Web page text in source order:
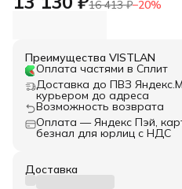
16 413 ₽−20%
Преимущества VISTLAN
Оплата частями в Сплит
Доставка до ПВЗ
курьером до адреса
Возможность возврата
Оплата — Яндекс Пэй,
безнал для юрлиц с НДС
Доставка